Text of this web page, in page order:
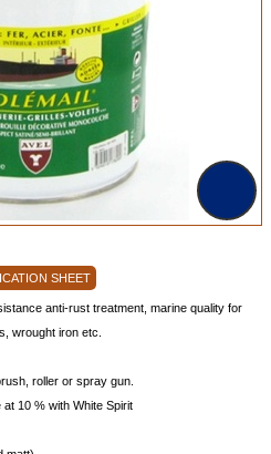
SHEET
anti-rust treatment, marine quality for
wrought iron etc.
roller or spray gun.
10 % with White Spirit